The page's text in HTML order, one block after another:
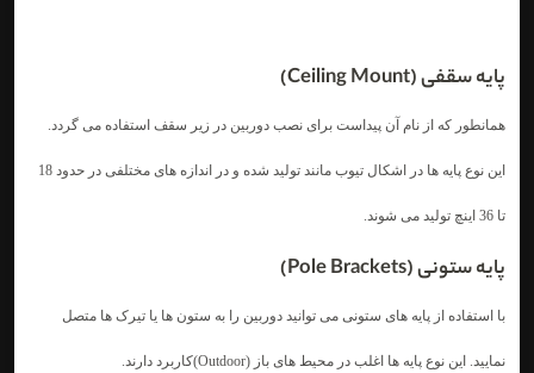
پایه سقفی (Ceiling Mount)
همانطور که از نام آن پیداست برای نصب دوربین در زیر سقف استفاده می گردد.
این نوع پایه ها در اشکال تیوب مانند تولید شده و در اندازه های مختلفی در حدود 18
تا 36 اینچ تولید می شوند.
پایه ستونی (Pole Brackets)
با استفاده از پایه های ستونی می توانید دوربین را به ستون ها یا تیرک ها متصل
نمایید. این نوع پایه ها اغلب در محیط های باز (Outdoor)کاربرد دارند.